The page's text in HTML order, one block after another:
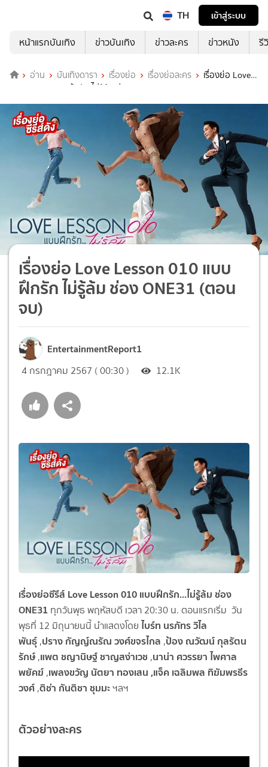
TH
เข้าสู่ระบบ
หน้าแรกบันเทิง
ข่าวบันเทิง ข่าวละคร ข่าวหนัง รี
อ่าน บันเทิงดารา เรื่องย่อ เรื่องย่อละคร
เรื่องย่อ Love
Lesson 010 แบบฝึกรัก ไม่รู้ล้ม ช่อง ONE31 (ตอนจบ)
เรื่องย่อ Love Lesson 010 แบบ
ฝึกรัก ไม่รู้ล้ม ช่อง ONE31 (ตอน
จบ)
EntertainmentReport1
4 กรกฎาคม 2567 ( 00:30 ) 12.1K
เรื่องย่อซีรีส์ Love Lesson 010 แบบฝึกรัก...ไม่รู้ล้ม ช่อง
ONE31 ทุกวันพุธ พฤหัสบดี เวลา 20:30 น. ตอนแรกเริ่ม วัน
พุธที่ 12 มิถุนายนนี้ นำแสดงโดย ไบร์ท นรภัทร วิไล
พันธุ์ ,ปรางกัญญ์ณรัณ วงศ์ขจรไกล ,ป้องณวัฒน์ กุลรัตน
รักษ์,แพตชญานิษฐ์ ชาญสง่าเวช ,นาน่า ศวรรยา ไพศาล
พยัคฆ์ ,เพลงขวัญ นัตยา ทองเสน ,แจ็คเฉลิมพล ทิฆัมพรธีร
วงศ์ ,ติช่ากันติชาชุมมะฯลฯ
ตัวอย่างละคร